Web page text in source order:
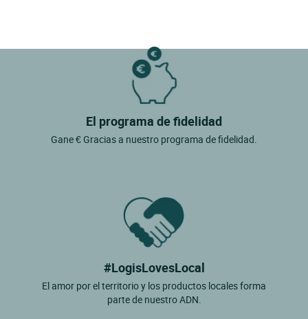
El programa de fidelidad
Gane € Gracias a nuestro programa de fidelidad.
#LogisLovesLocal
El amor por el territorio y los productos locales forma
parte de nuestro ADN.